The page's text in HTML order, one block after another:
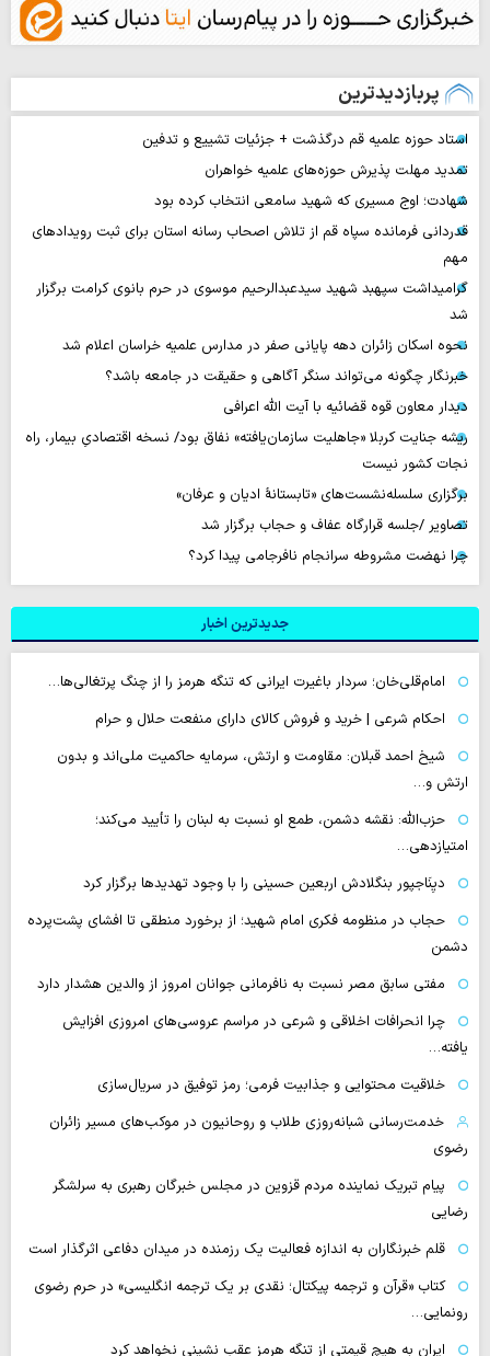
پربازدیدترین
استاد حوزه علمیه قم درگذشت + جزئیات تشییع و تدفین
تمدید مهلت پذیرش حوزه‌های علمیه خواهران
شهادت؛ اوج مسیری که شهید سامعی انتخاب کرده بود
قدردانی فرمانده سپاه قم از تلاش اصحاب رسانه استان برای ثبت رویدادهای
مهم
گرامیداشت سپهبد شهید سیدعبدالرحیم موسوی در حرم بانوی کرامت برگزار
شد
نحوه اسکان زائران دهه پایانی صفر در مدارس علمیه خراسان اعلام شد
خبرنگار چگونه می‌تواند سنگر آگاهی و حقیقت در جامعه باشد؟
دیدار معاون قوه قضائیه با آیت الله اعرافی
ریشه جنایت کربلا «جاهلیت سازمان‌یافته» نفاق بود/ نسخه اقتصادیِ بیمار، راه
نجات کشور نیست
برگزاری سلسله‌نشست‌های «تابستانهٔ ادیان و عرفان»
تصاویر /جلسه قرارگاه عفاف و حجاب برگزار شد
چرا نهضت مشروطه سرانجام نافرجامی پیدا کرد؟
جدیدترین اخبار
امام‌قلی‌خان؛ سردار باغیرت ایرانی که تنگه هرمز را از چنگ پرتغالی‌ها…
احکام شرعی | خرید و فروش کالای دارای منفعت حلال و حرام
شیخ احمد قبلان: مقاومت و ارتش، سرمایه حاکمیت ملی‌اند و بدون
ارتش و…
حزب‌الله: نقشه دشمن، طمع‌ او نسبت به لبنان را تأیید می‌کند؛
امتیازدهی…
دیِنَاجپور بنگلادش اربعین حسینی را با وجود تهدیدها برگزار کرد
حجاب در منظومه فکری امام شهید؛ از برخورد منطقی تا افشای پشت‌پرده
دشمن
مفتی سابق مصر نسبت به نافرمانی جوانان امروز از والدین هشدار دارد
چرا انحرافات اخلاقی و شرعی در مراسم عروسی‌های امروزی افزایش
یافته…
خلاقیت محتوایی و جذابیت فرمی؛ رمز توفیق در سریال‌سازی
خدمت‌رسانی شبانه‌روزی طلاب و روحانیون در موکب‌های مسیر زائران
رضوی
پیام تبریک نماینده مردم قزوین در مجلس خبرگان رهبری به سرلشگر
رضایی
قلم خبرنگاران به اندازه فعالیت یک رزمنده در میدان دفاعی اثرگذار است
کتاب «قرآن و ترجمه پیکتال؛ نقدی بر یک ترجمه انگلیسی» در حرم رضوی
رونمایی…
ایران به هیچ قیمتی از تنگه هرمز عقب نشینی نخواهد کرد